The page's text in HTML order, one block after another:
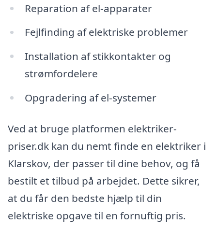
Reparation af el-apparater
Fejlfinding af elektriske problemer
Installation af stikkontakter og
strømfordelere
Opgradering af el-systemer
Ved at bruge platformen elektriker-
priser.dk kan du nemt finde en elektriker i
Klarskov, der passer til dine behov, og få
bestilt et tilbud på arbejdet. Dette sikrer,
at du får den bedste hjælp til din
elektriske opgave til en fornuftig pris.